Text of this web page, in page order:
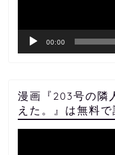
00:00
漫画『203号の隣
えた。』は無料で